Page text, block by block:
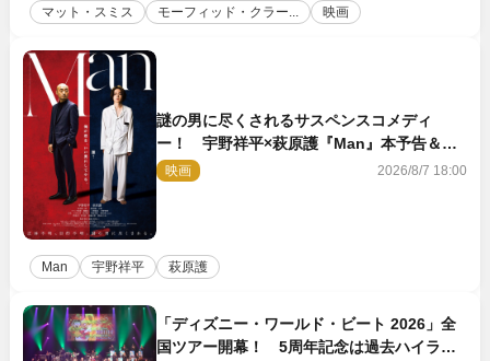
マット・スミス モーフィッド・クラー... 映画
謎の男に尽くされるサスペンスコメディ
ー！ 宇野祥平×萩原護『Man』本予告＆新
ビジュアル解禁
映画 2026/8/7 18:00
Man 宇野祥平 萩原護
「ディズニー・ワールド・ビート 2026」全
国ツアー開幕！ 5周年記念は過去ハイライ